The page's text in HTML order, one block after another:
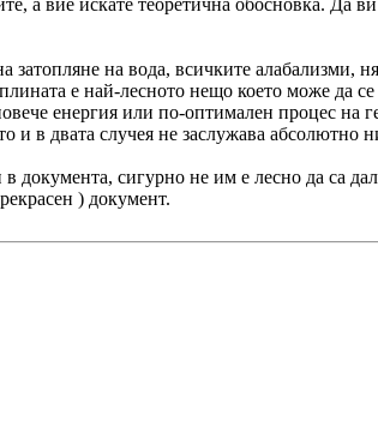
на вода, всичките алабализми,
е най-лесното нещо което може да
енергия или по-оптимален процес на
и в двата случея не заслужава абсолютно
документа, сигурно не им е лесно да са
) документ.